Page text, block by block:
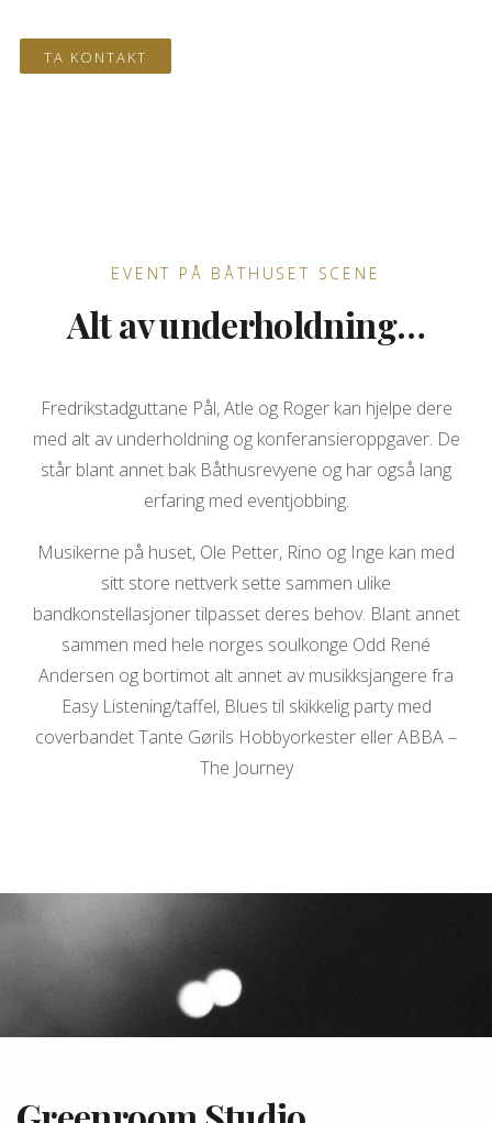
TA KONTAKT
EVENT PÅ BÅTHUSET SCENE
Alt av underholdning…
Fredrikstadguttane Pål, Atle og Roger kan hjelpe dere
med alt av underholdning og konferansieroppgaver. De
står blant annet bak Båthusrevyene og har også lang
erfaring med eventjobbing.
Musikerne på huset, Ole Petter, Rino og Inge kan med
sitt store nettverk sette sammen ulike
bandkonstellasjoner tilpasset deres behov. Blant annet
sammen med hele norges soulkonge Odd René
Andersen og bortimot alt annet av musikksjangere fra
Easy Listening/taffel, Blues til skikkelig party med
coverbandet Tante Gørils Hobbyorkester eller ABBA –
The Journey